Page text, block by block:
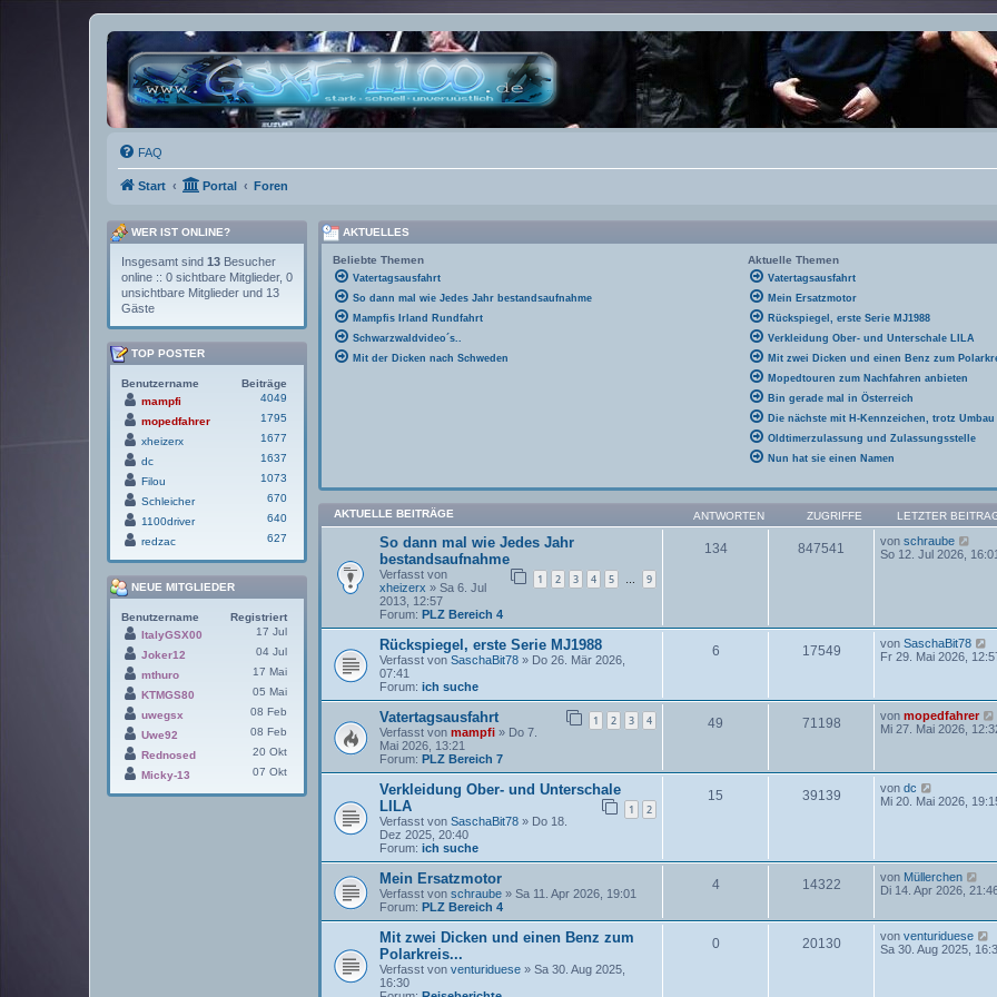
FAQ
Start Portal Foren
AKTUELLES
Beliebte Themen Aktuelle Themen
Vatertagsausfahrt
So dann mal wie Jedes Jahr bestandsaufnahme
Mampfis Irland Rundfahrt
Schwarzwaldvideo´s..
Mit der Dicken nach Schweden
Vatertagsausfahrt
Mein Ersatzmotor
Rückspiegel, erste Serie MJ1988
Verkleidung Ober- und Unterschale LILA
Mit zwei Dicken und einen Benz zum
Mopedtouren zum Nachfahren anbieten
Bin gerade mal in Österreich
Die nächste mit H-Kennzeichen, trotz Umbau
Oldtimerzulassung und Zulassungsstelle
Nun hat sie einen Namen
AKTUELLE BEITRÄGE ANTWORTEN ZUGRIFFE LETZTER
So dann mal wie Jedes Jahr
bestandsaufnahme
1 2 3 4 5 … 9
Verfasst von
xheizerx » Sa 6. Jul
2013, 12:57
Forum: PLZ Bereich 4
134 847541 vonschraube
e
r
B
e
r
a
g
So 12. Jul 2026, 16:01
Rückspiegel, erste Serie MJ1988
Verfasst von SaschaBit78 » Do 26. Mär 2026,
07:41
Forum: ich suche
6 17549 vonSaschaBit78
e
t
e
r
i
r
Fr 29. Mai 2026,
Vatertagsausfahrt 1 2 3 4
Verfasst von mampfi » Do 7.
Mai 2026, 13:21
Forum: PLZ Bereich 7
49 71198 vonmopedfahrer
Mi 27. Mai 2026,
Verkleidung Ober- und Unterschale
LILA
1 2
Verfasst von SaschaBit78 » Do 18.
Dez 2025, 20:40
Forum: ich suche
15 39139 vondc
e
e
r
B
i
t
r
a
Mi 20. Mai 2026,
Mein Ersatzmotor
Verfasst von schraube » Sa 11. Apr 2026, 19:01
Forum: PLZ Bereich 4
4 14322 von Müllerchen
e
s
t
e
Di 14. Apr 2026,
Mit zwei Dicken und einen Benz zum
Polarkreis...
Verfasst von venturiduese » Sa 30. Aug 2025,
16:30
0 20130 vonventuriduese
e
Sa 30. Aug 2025,
WER IST ONLINE?
Insgesamt sind 13 Besucher
online :: 0 sichtbare Mitglieder, 0
unsichtbare Mitglieder und 13
Gäste
TOP POSTER
Benutzername
Beiträge
mampfi
4049
mopedfahrer
1795
xheizerx
1677
dc
1637
Filou
1073
Schleicher
670
1100driver
640
redzac
627
NEUE MITGLIEDER
Benutzername
Registriert
ItalyGSX00
17 Jul
Joker12
04 Jul
mthuro
17 Mai
KTMGS80
05 Mai
uwegsx
08 Feb
Uwe92
08 Feb
Rednosed
20 Okt
Micky-13
07 Okt